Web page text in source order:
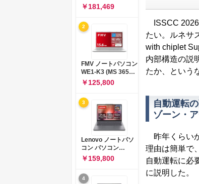
ISSCC 2026
たい。ルネサ
with chiplet
内部構造の説
たか、という
自動運転
ゾーン・
昨年くらい
理由は簡単で
自動運転に必
に説明した。
コン 15-fd 15.6イン
チ インテル Core 5
120U メモリ16GB
SSD512GB
Windows 11
Microsoft Office
2024搭載 WPS
Office搭載 カメラシ
ャッター 指紋認証 薄
型 Copilotキー搭載
ナチュラルシルバー
￥181,469
2
FMV ノートパソコン
WE1-K3 (MS 365
Personal/Copilotキ
ー搭載/Win 11/15.6
型/Core
i5/16GB/SSD
512GB/ホワイト)
FMVWK3E15W_AZ
￥125,800
3
Lenovo ノートパソ
コン パソコン
IdeaPad Slim 3 14.0
インチ AMD
Ryzen™ 5 8640HS
メモリ16GB
￥159,800
4